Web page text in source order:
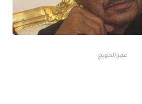
عمر الحويج